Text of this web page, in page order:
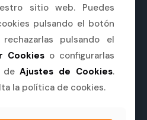
Vega Ortiz, nº 28
sitio web. Puedes
pulsando el botón
pulsando el
Cookies o configurarlas
deAjustes de Cookies.
la política de cookies.